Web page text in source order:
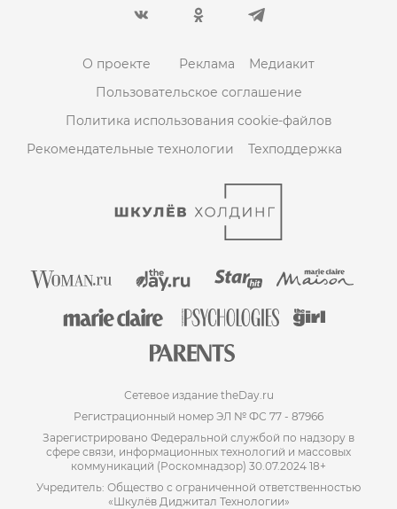
О проекте Реклама
Медиакит
Пользовательское соглашение
Политика использования cookie-файлов
Рекомендательные технологии
Техподдержка
Сетевое издание theDay.ru
Регистрационный номер ЭЛ № ФС 77 - 87966
Зарегистрировано Федеральной службой по надзору в
сфере связи, информационных технологий и массовых
коммуникаций (Роскомнадзор) 30.07.2024 18+
Учредитель: Общество с ограниченной ответственностью
«Шкулёв Диджитал Технологии»